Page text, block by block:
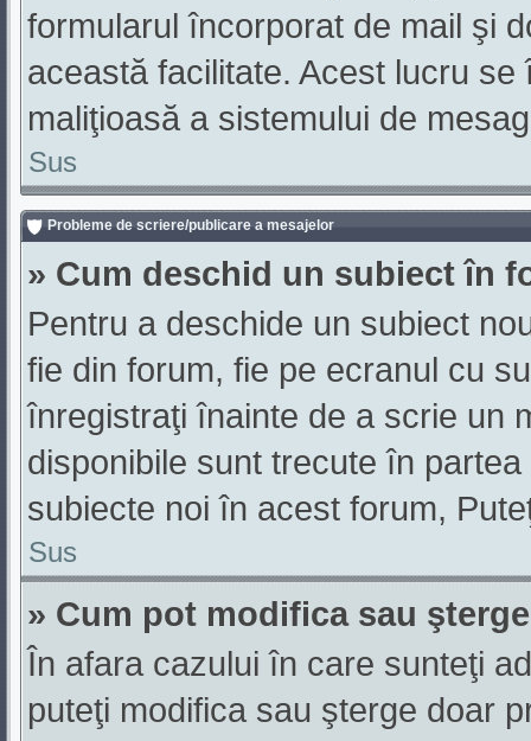
formularul încorporat de mail şi
această facilitate. Acest lucru
maliţioasă a sistemului de
Sus
Probleme de scriere/publicare a mesajelor
» Cum deschid un subiect în
Pentru a deschide un subiect
fie din forum, fie pe ecranul cu
înregistraţi înainte de a scrie un
disponibile sunt trecute în
subiecte noi în acest forum,
Sus
» Cum pot modifica sau
În afara cazului în care sunteţi
puteţi modifica sau şterge doar